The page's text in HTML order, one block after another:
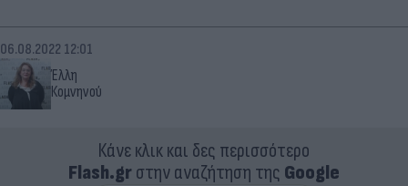
Έλλη
Κομνηνού
06.08.2022 12:01
Κάνε κλικ και δες περισσότερο
Flash.grστην αναζήτηση της Google